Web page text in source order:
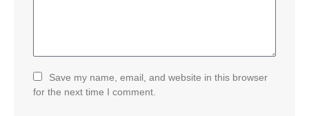
Save my name, email, and website in this browser
for the next time I comment.